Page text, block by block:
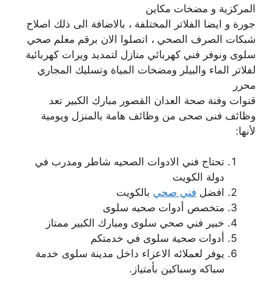
المركزية و مضخات مكاين
جورة و ايضا الفلاتر المختلفة ، بالاضافة الى ذلك اصلاح
شبكات الصرف الصحي ، اتصلوا الان برقم معلم صحي
سلوى ونوفر فني كهربائي منازل لتمديد ويرات كهربائية
لفلاتر الماء والبيلر ومضخات المياة وتسليك المجاري
محرر
قنوات وفنة صحة العدان القصور مبارك الكبير تعد
وظائف فنى صحى من وظائف هامة بالمنزل ويومية
لأنها:
تحتاج فني الادوات الصحيه شاطر ومدرب في
دولة الكويت
افضل فني صحي بالكويت
متخصص أدوات صحيه سلوى
خبير فني صحي سلوى ومبارك الكبير ممتاز
أدوات صحية سلوى في خدمتكم
يوفر لعملائه الاعزاء داخل مدينة سلوى خدمة
سباكه وسباكين بأمتياز.